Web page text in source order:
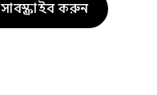
সাবস্ক্রাইব করুন